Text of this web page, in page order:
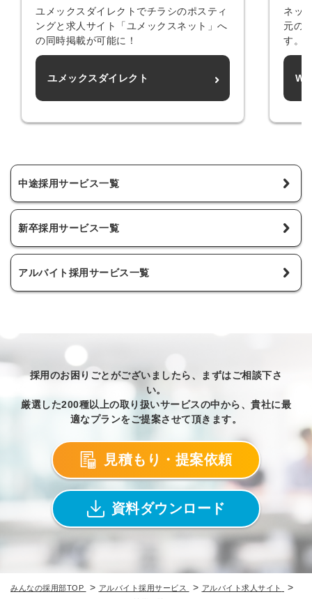
ユメックスダイレクトでチラシのポスティ
ングと求人サイト「ユメックスネット」へ
の同時掲載が可能に！
ユメックスダイレクト
ネッ
元の
す。
中途採用サービス一覧
新卒採用サービス一覧
アルバイト採用サービス一覧
採用のお困りごとがございましたら、まずはご相談下さ
い。
厳選した200種以上の取り扱いサービスの中から、貴社に最
適なプランをご提案させて頂きます。
見積もり・提案依頼
資料ダウンロード
みんなの採用部TOP > アルバイト採用サービス > アルバイト求人サイト >